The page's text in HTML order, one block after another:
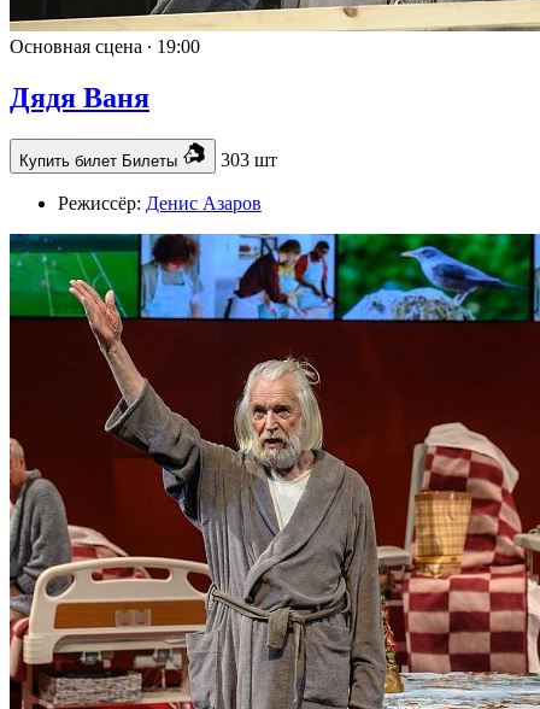
Основная сцена ∙ 19:00
Дядя Ваня
Купить билет Билеты 303 шт
Режиссёр: Денис Азаров